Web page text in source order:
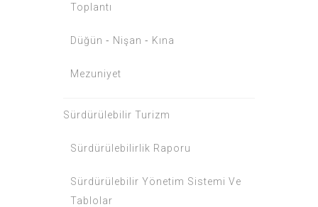
Toplantı
Düğün ⁃ Nişan ⁃ Kına
Mezuniyet
Sürdürülebilir Turizm
Sürdürülebilirlik Raporu
Sürdürülebilir Yönetim Sistemi Ve
Tablolar